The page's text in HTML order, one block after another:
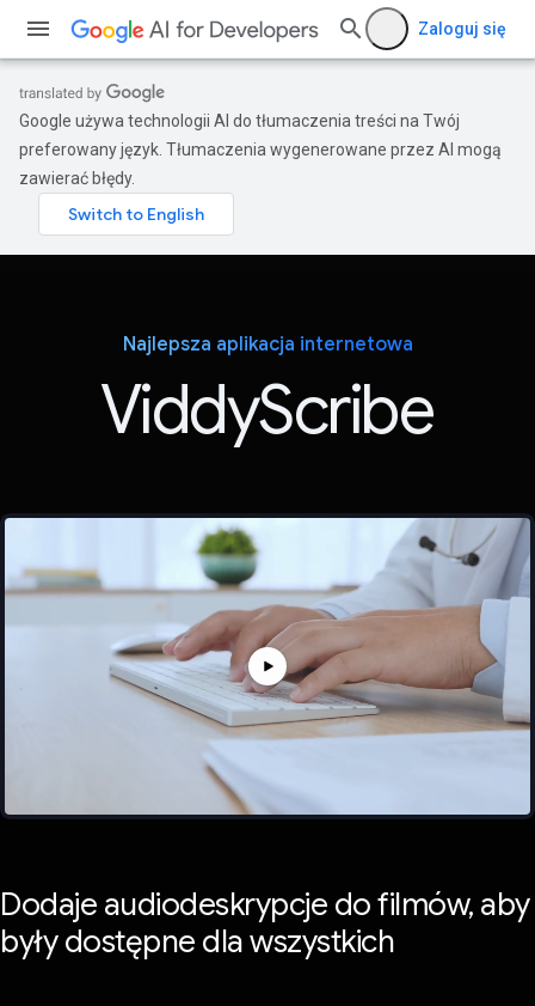
Zaloguj się
Google używa technologii AI do tłumaczenia treści na Twój
preferowany język. Tłumaczenia wygenerowane przez AI mogą
zawierać błędy.
Najlepsza aplikacja internetowa
ViddyScribe
Dodaje audiodeskrypcje do filmów, aby
były dostępne dla wszystkich